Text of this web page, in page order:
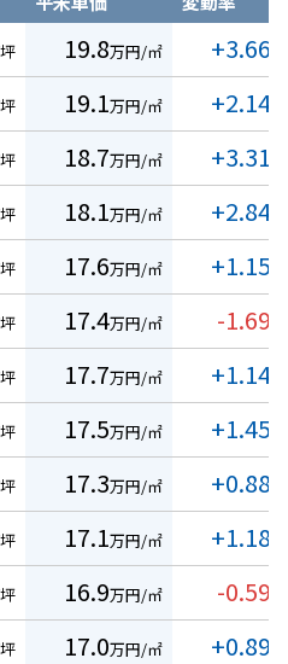
19.8万円/㎡ +3.66
19.1万円/㎡ +2.14
18.7万円/㎡ +3.31
18.1万円/㎡ +2.84
17.6万円/㎡ +1.15
17.4万円/㎡ -1.69
17.7万円/㎡ +1.14
17.5万円/㎡ +1.45
17.3万円/㎡ +0.88
17.1万円/㎡ +1.18
16.9万円/㎡ -0.59
17.0万円/㎡ +0.89